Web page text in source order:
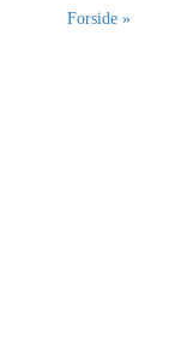
Forside »